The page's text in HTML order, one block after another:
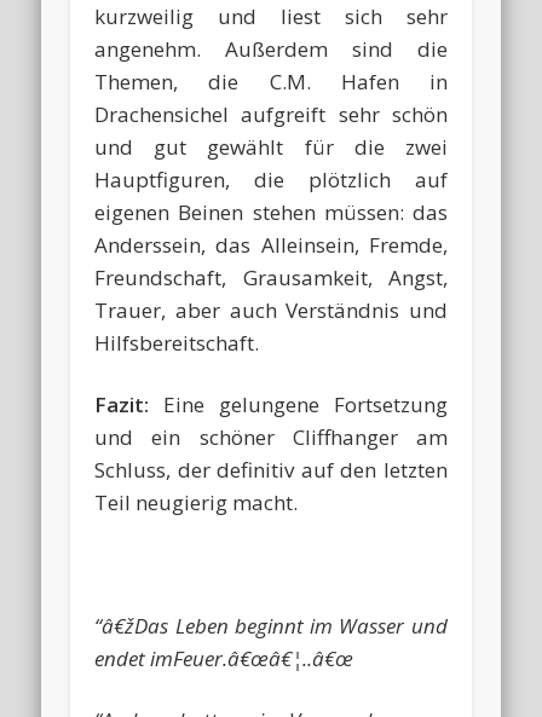
kurzweilig und liest sich sehr
angenehm. Außerdem sind die
Themen, die C.M. Hafen in
Drachensichel aufgreift sehr schön
und gut gewählt für die zwei
Hauptfiguren, die plötzlich auf
eigenen Beinen stehen müssen: das
Anderssein, das Alleinsein, Fremde,
Freundschaft, Grausamkeit, Angst,
Trauer, aber auch Verständnis und
Hilfsbereitschaft.
Fazit: Eine gelungene Fortsetzung
und ein schöner Cliffhanger am
Schluss, der definitiv auf den letzten
Teil neugierig macht.
“â€žDas Leben beginnt im Wasser und
endet imFeuer.â€œâ€¦..â€œ